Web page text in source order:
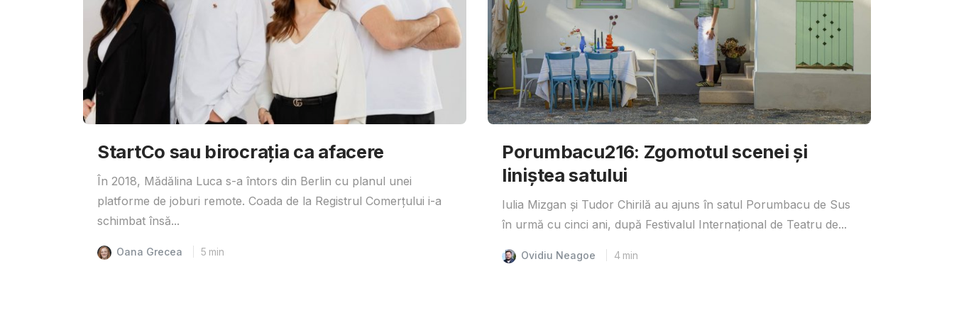
StartCo sau birocrația ca afacere
În 2018, Mădălina Luca s-a întors din Berlin cu planul unei
platforme de joburi remote. Coada de la Registrul Comerțului i-a
schimbat însă...
Oana Grecea 5 min
Porumbacu216: Zgomotul scenei și
liniștea satului
Iulia Mizgan și Tudor Chirilă au ajuns în satul Porumbacu de Sus
în urmă cu cinci ani, după Festivalul Internațional de Teatru de...
Ovidiu Neagoe 4 min